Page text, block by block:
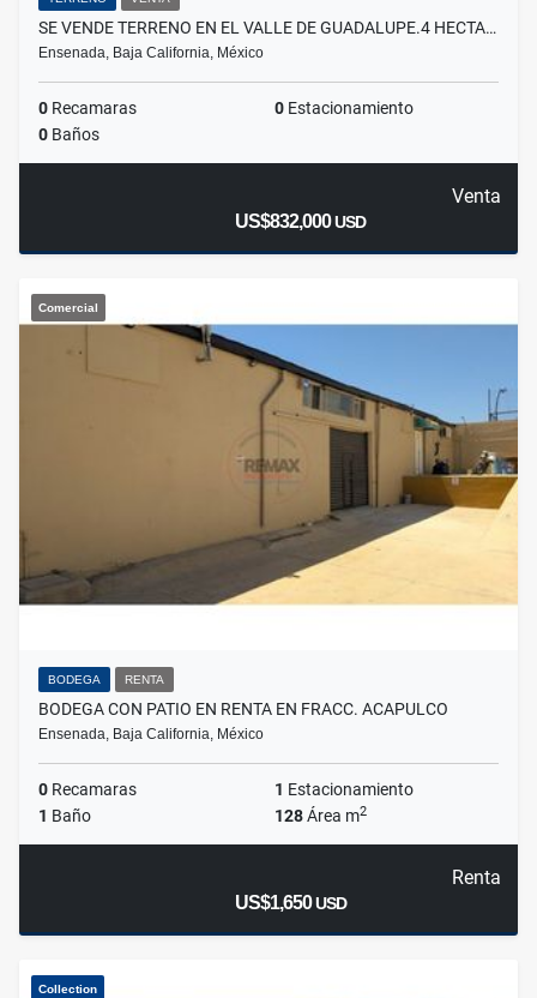
SE VENDE TERRENO EN EL VALLE DE GUADALUPE.4 HECTA…
Ensenada, Baja California, México
0 Recamaras 0 Estacionamiento
0 Baños
Venta
US$832,000USD
Comercial
BODEGA RENTA
BODEGA CON PATIO EN RENTA EN FRACC. ACAPULCO
Ensenada, Baja California, México
0 Recamaras 1 Estacionamiento
1 Baño 128Área m2
Renta
US$1,650USD
Collection